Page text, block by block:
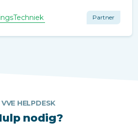
Partner
VVE HELPDESK
nodig?